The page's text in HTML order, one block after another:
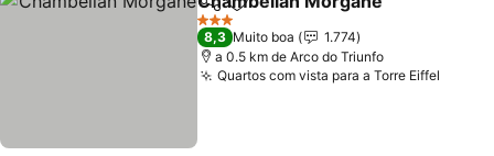
PartilharAdicionar aos favoritos
3 Estrelas
8,3 Muito boa
1.774
a 0.5 km de Arco do Triunfo
Quartos com vista para a Torre Eiffel